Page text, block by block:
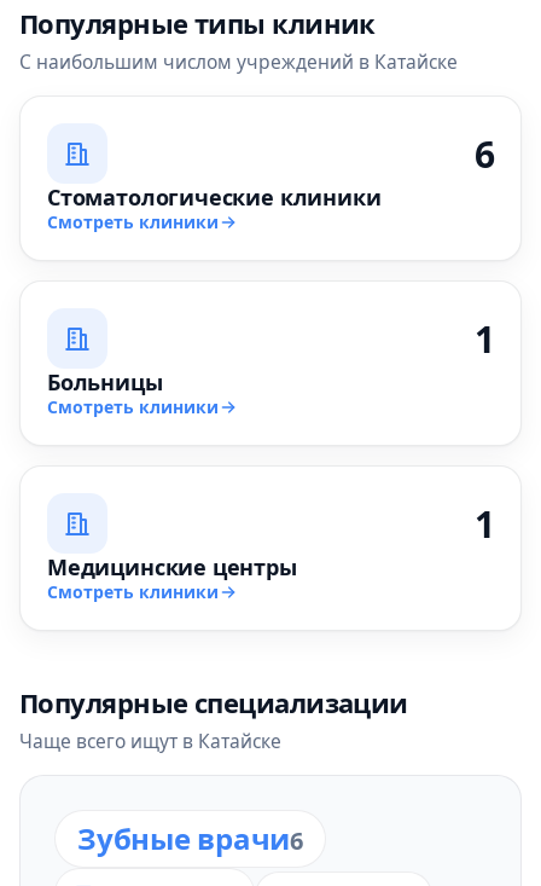
Популярные типы клиник
С наибольшим числом учреждений в Катайске
6
Стоматологические клиники
Смотреть клиники
1
Больницы
Смотреть клиники
1
Медицинские центры
Смотреть клиники
Популярные специализации
Чаще всего ищут в Катайске
Зубные врачи6